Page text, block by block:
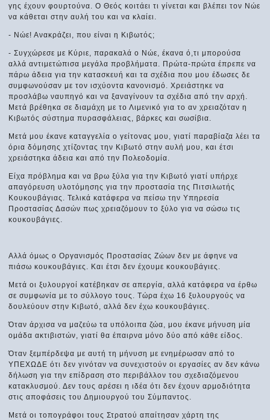
γης έχουν φουρτούνα. Ο Θεός κοιτάει τι γίνεται και βλέπει τον Νώε
να κάθεται στην αυλή του και να κλαίει.
- Νώε! Ανακράζει, που είναι η Κιβωτός;
- Συγχώρεσε με Κύριε, παρακαλά ο Νώε, έκανα ό,τι μπορούσα
αλλά αντιμετώπισα μεγάλα προβλήματα. Πρώτα-πρώτα έπρεπε να
πάρω άδεια για την κατασκευή και τα σχέδια που μου έδωσες δε
συμφωνούσαν με τον ισχύοντα κανονισμό. Χρειάστηκε να
προσλάβω ναυπηγό και να ξαναγίνουν τα σχέδια από την αρχή.
Μετά βρέθηκα σε διαμάχη με το Λιμενικό για το αν χρειαζόταν η
Κιβωτός σύστημα πυρασφάλειας, βάρκες και σωσίβια.
Μετά μου έκανε καταγγελία ο γείτονας μου, γιατί παραβίαζα λέει τα
όρια δόμησης χτίζοντας την Κιβωτό στην αυλή μου, και έτσι
χρειάστηκα άδεια και από την Πολεοδομία.
Είχα πρόβλημα και να βρω ξύλα για την Κιβωτό γιατί υπήρχε
απαγόρευση υλοτόμησης για την προστασία της Πιτσιλωτής
Κουκουβάγιας. Τελικά κατάφερα να πείσω την Υπηρεσία
Προστασίας Δασών πως χρειαζόμουν το ξύλο για να σώσω τις
κουκουβάγιες.
Αλλά όμως ο Οργανισμός Προστασίας Ζώων δεν με άφηνε να
πιάσω κουκουβάγιες. Και έτσι δεν έχουμε κουκουβάγιες.
Μετά οι ξυλουργοί κατέβηκαν σε απεργία, αλλά κατάφερα να έρθω
σε συμφωνία με το σύλλογο τους. Τώρα έχω 16 ξυλουργούς να
δουλεύουν στην Κιβωτό, αλλά δεν έχω κουκουβάγιες.
Όταν άρχισα να μαζεύω τα υπόλοιπα ζώα, μου έκανε μήνυση μία
ομάδα ακτιβιστών, γιατί θα έπαιρνα μόνο δύο από κάθε είδος.
Όταν ξεμπέρδεψα με αυτή τη μήνυση με ενημέρωσαν από το
ΥΠΕΧΩΔΕ ότι δεν γινόταν να συνεχιστούν οι εργασίες αν δεν κάνω
δήλωση για την επίδραση στο περιβάλλον του σχεδιαζόμενου
κατακλυσμού. Δεν τους αρέσει η ιδέα ότι δεν έχουν αρμοδιότητα
στις αποφάσεις του Δημιουργού του Σύμπαντος.
Μετά οι τοπογράφοι τους Στρατού απαίτησαν χάρτη της